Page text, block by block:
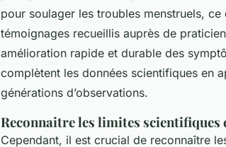
pour soulager les troubles menstruels,
témoignages recueillis auprès de
amélioration rapide et durable des
complètent les données scientifiques en
générations d’observations.
Reconnaitre les limites scientifiques
Cependant, il est crucial de reconnaître